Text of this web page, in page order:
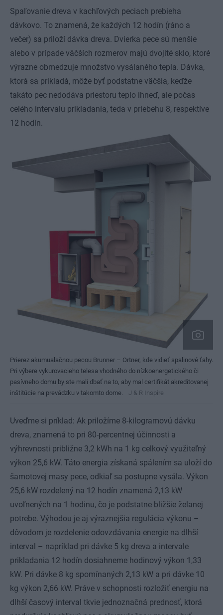
Spaľovanie dreva v kachľových peciach prebieha
dávkovo. To znamená, že každých 12 hodín (ráno a
večer) sa priloží dávka dreva. Dvierka pece sú menšie
alebo v prípade väčších rozmerov majú dvojité sklo, ktoré
výrazne obmedzuje množstvo vysálaného tepla. Dávka,
ktorá sa prikladá, môže byť podstatne väčšia, keďže
takáto pec nedodáva priestoru teplo ihneď, ale počas
celého intervalu prikladania, teda v priebehu 8, respektíve
12 hodín.
Prierez akumualačnou pecou Brunner – Ortner, kde vidieť spalinové ťahy.
Pri výbere vykurovacieho telesa vhodného do nízkoenergetického či
pasívneho domu by ste mali dbať na to, aby mal certifikát akreditovanej
inštitúcie na prevádzku v takomto dome.
J & R Inspire
Uveďme si príklad: Ak priložíme 8-kilogramovú dávku
dreva, znamená to pri 80-percentnej účinnosti a
výhrevnosti približne 3,2 kWh na 1 kg celkový využiteľný
výkon 25,6 kW. Táto energia získaná spálením sa uloží do
šamotovej masy pece, odkiaľ sa postupne vysála. Výkon
25,6 kW rozdelený na 12 hodín znamená 2,13 kW
uvoľnených na 1 hodinu, čo je podstatne bližšie želanej
potrebe. Výhodou je aj výraznejšia regulácia výkonu –
dôvodom je rozdelenie odovzdávania energie na dlhší
interval – napríklad pri dávke 5 kg dreva a intervale
prikladania 12 hodín dosiahneme hodinový výkon 1,33
kW. Pri dávke 8 kg spomínaných 2,13 kW a pri dávke 10
kg výkon 2,66 kW. Práve v schopnosti rozložiť energiu na
dlhší časový interval tkvie jednoznačná prednosť, ktorá